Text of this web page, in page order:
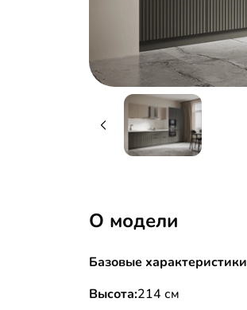
О модели
Базовые характеристики
Высота:214 см